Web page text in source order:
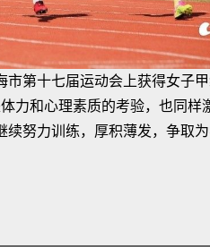
第十七届运动会上获得女子甲
力和心理素质的考验，也同样
努力训练，厚积薄发，争取